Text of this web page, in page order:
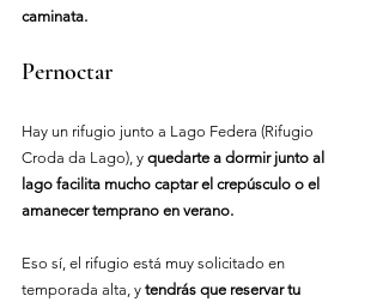
caminata.
Pernoctar
Hay un rifugio junto a Lago Federa (Rifugio
Croda da Lago), y quedarte a dormir junto al
lago facilita mucho captar el crepúsculo o el
amanecer temprano en verano.
Eso sí, el rifugio está muy solicitado en
temporada alta, y tendrás que reservar tu